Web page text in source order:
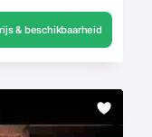
& beschikbaarheid